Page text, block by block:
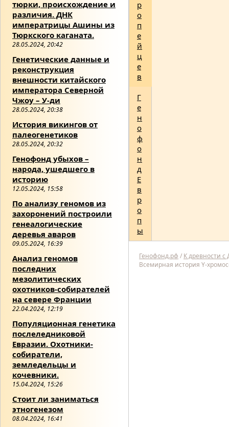
тюрки, происхождение и
различия. ДНК
императрицы Ашины из
Тюркского каганата.
28.05.2024, 20:42
Генетические данные и
реконструкция
внешности китайского
императора Северной
Чжоу – У-ди
28.05.2024, 20:38
История викингов от
палеогенетиков
28.05.2024, 20:32
Генофонд убыхов –
народа, ушедшего в
историю
12.05.2024, 15:58
По анализу геномов из
захоронений построили
генеалогические
деревья аваров
09.05.2024, 16:39
Анализ геномов
последних
мезолитических
охотников-собирателей
на севере Франции
22.04.2024, 12:19
Популяционная генетика
послеледниковой
Евразии. Охотники-
собиратели,
земледельцы и
кочевники.
15.04.2024, 15:26
Стоит ли заниматься
этногенезом
08.04.2024, 16:41
р
о
п
е
й
ц
е
в
Г
е
н
о
ф
о
н
д
Е
в
р
о
п
ы
Генофонд.рф / К древности с
Всемирная история Y-